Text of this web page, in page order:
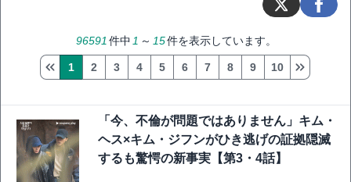
96591 件中 1 ～ 15件を表示しています。
1 2 3 4 5 6 7 8 9 10
「今、不倫が問題ではありません」キム・
ヘス×キム・ジフンがひき逃げの証拠隠滅
するも驚愕の新事実【第3・4話】